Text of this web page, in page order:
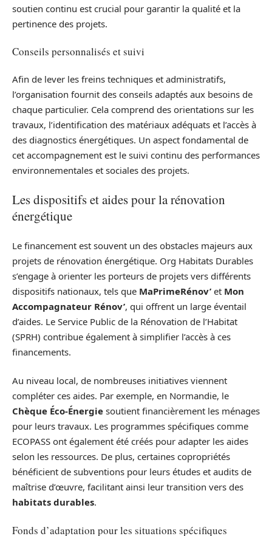
soutien continu est crucial pour garantir la qualité et la
pertinence des projets.
Conseils personnalisés et suivi
Afin de lever les freins techniques et administratifs,
l’organisation fournit des conseils adaptés aux besoins de
chaque particulier. Cela comprend des orientations sur les
travaux, l’identification des matériaux adéquats et l’accès à
des diagnostics énergétiques. Un aspect fondamental de
cet accompagnement est le suivi continu des performances
environnementales et sociales des projets.
Les dispositifs et aides pour la rénovation
énergétique
Le financement est souvent un des obstacles majeurs aux
projets de rénovation énergétique. Org Habitats Durables
s’engage à orienter les porteurs de projets vers différents
dispositifs nationaux, tels que MaPrimeRénov’ et Mon
Accompagnateur Rénov’, qui offrent un large éventail
d’aides. Le Service Public de la Rénovation de l’Habitat
(SPRH) contribue également à simplifier l’accès à ces
financements.
Au niveau local, de nombreuses initiatives viennent
compléter ces aides. Par exemple, en Normandie, le
Chèque Éco-Énergie soutient financièrement les ménages
pour leurs travaux. Les programmes spécifiques comme
ECOPASS ont également été créés pour adapter les aides
selon les ressources. De plus, certaines copropriétés
bénéficient de subventions pour leurs études et audits de
maîtrise d’œuvre, facilitant ainsi leur transition vers des
habitats durables.
Fonds d’adaptation pour les situations spécifiques